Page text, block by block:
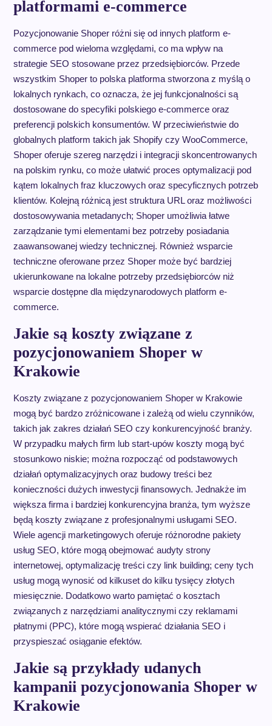
platformami e-commerce
Pozycjonowanie Shoper różni się od innych platform e-
commerce pod wieloma względami, co ma wpływ na
strategie SEO stosowane przez przedsiębiorców. Przede
wszystkim Shoper to polska platforma stworzona z myślą o
lokalnych rynkach, co oznacza, że jej funkcjonalności są
dostosowane do specyfiki polskiego e-commerce oraz
preferencji polskich konsumentów. W przeciwieństwie do
globalnych platform takich jak Shopify czy WooCommerce,
Shoper oferuje szereg narzędzi i integracji skoncentrowanych
na polskim rynku, co może ułatwić proces optymalizacji pod
kątem lokalnych fraz kluczowych oraz specyficznych potrzeb
klientów. Kolejną różnicą jest struktura URL oraz możliwości
dostosowywania metadanych; Shoper umożliwia łatwe
zarządzanie tymi elementami bez potrzeby posiadania
zaawansowanej wiedzy technicznej. Również wsparcie
techniczne oferowane przez Shoper może być bardziej
ukierunkowane na lokalne potrzeby przedsiębiorców niż
wsparcie dostępne dla międzynarodowych platform e-
commerce.
Jakie są koszty związane z
pozycjonowaniem Shoper w
Krakowie
Koszty związane z pozycjonowaniem Shoper w Krakowie
mogą być bardzo zróżnicowane i zależą od wielu czynników,
takich jak zakres działań SEO czy konkurencyjność branży.
W przypadku małych firm lub start-upów koszty mogą być
stosunkowo niskie; można rozpocząć od podstawowych
działań optymalizacyjnych oraz budowy treści bez
konieczności dużych inwestycji finansowych. Jednakże im
większa firma i bardziej konkurencyjna branża, tym wyższe
będą koszty związane z profesjonalnymi usługami SEO.
Wiele agencji marketingowych oferuje różnorodne pakiety
usług SEO, które mogą obejmować audyty strony
internetowej, optymalizację treści czy link building; ceny tych
usług mogą wynosić od kilkuset do kilku tysięcy złotych
miesięcznie. Dodatkowo warto pamiętać o kosztach
związanych z narzędziami analitycznymi czy reklamami
płatnymi (PPC), które mogą wspierać działania SEO i
przyspieszać osiąganie efektów.
Jakie są przykłady udanych
kampanii pozycjonowania Shoper w
Krakowie